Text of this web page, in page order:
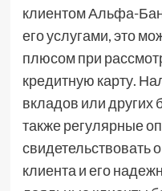
клиентом Альфа-
его услугами, это
плюсом при
кредитную карту.
вкладов или других
также регулярные
свидетельствовать
клиента и его